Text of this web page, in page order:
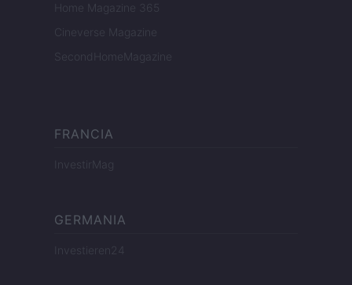
Home Magazine 365
Cineverse Magazine
SecondHomeMagazine
FRANCIA
InvestirMag
GERMANIA
Investieren24